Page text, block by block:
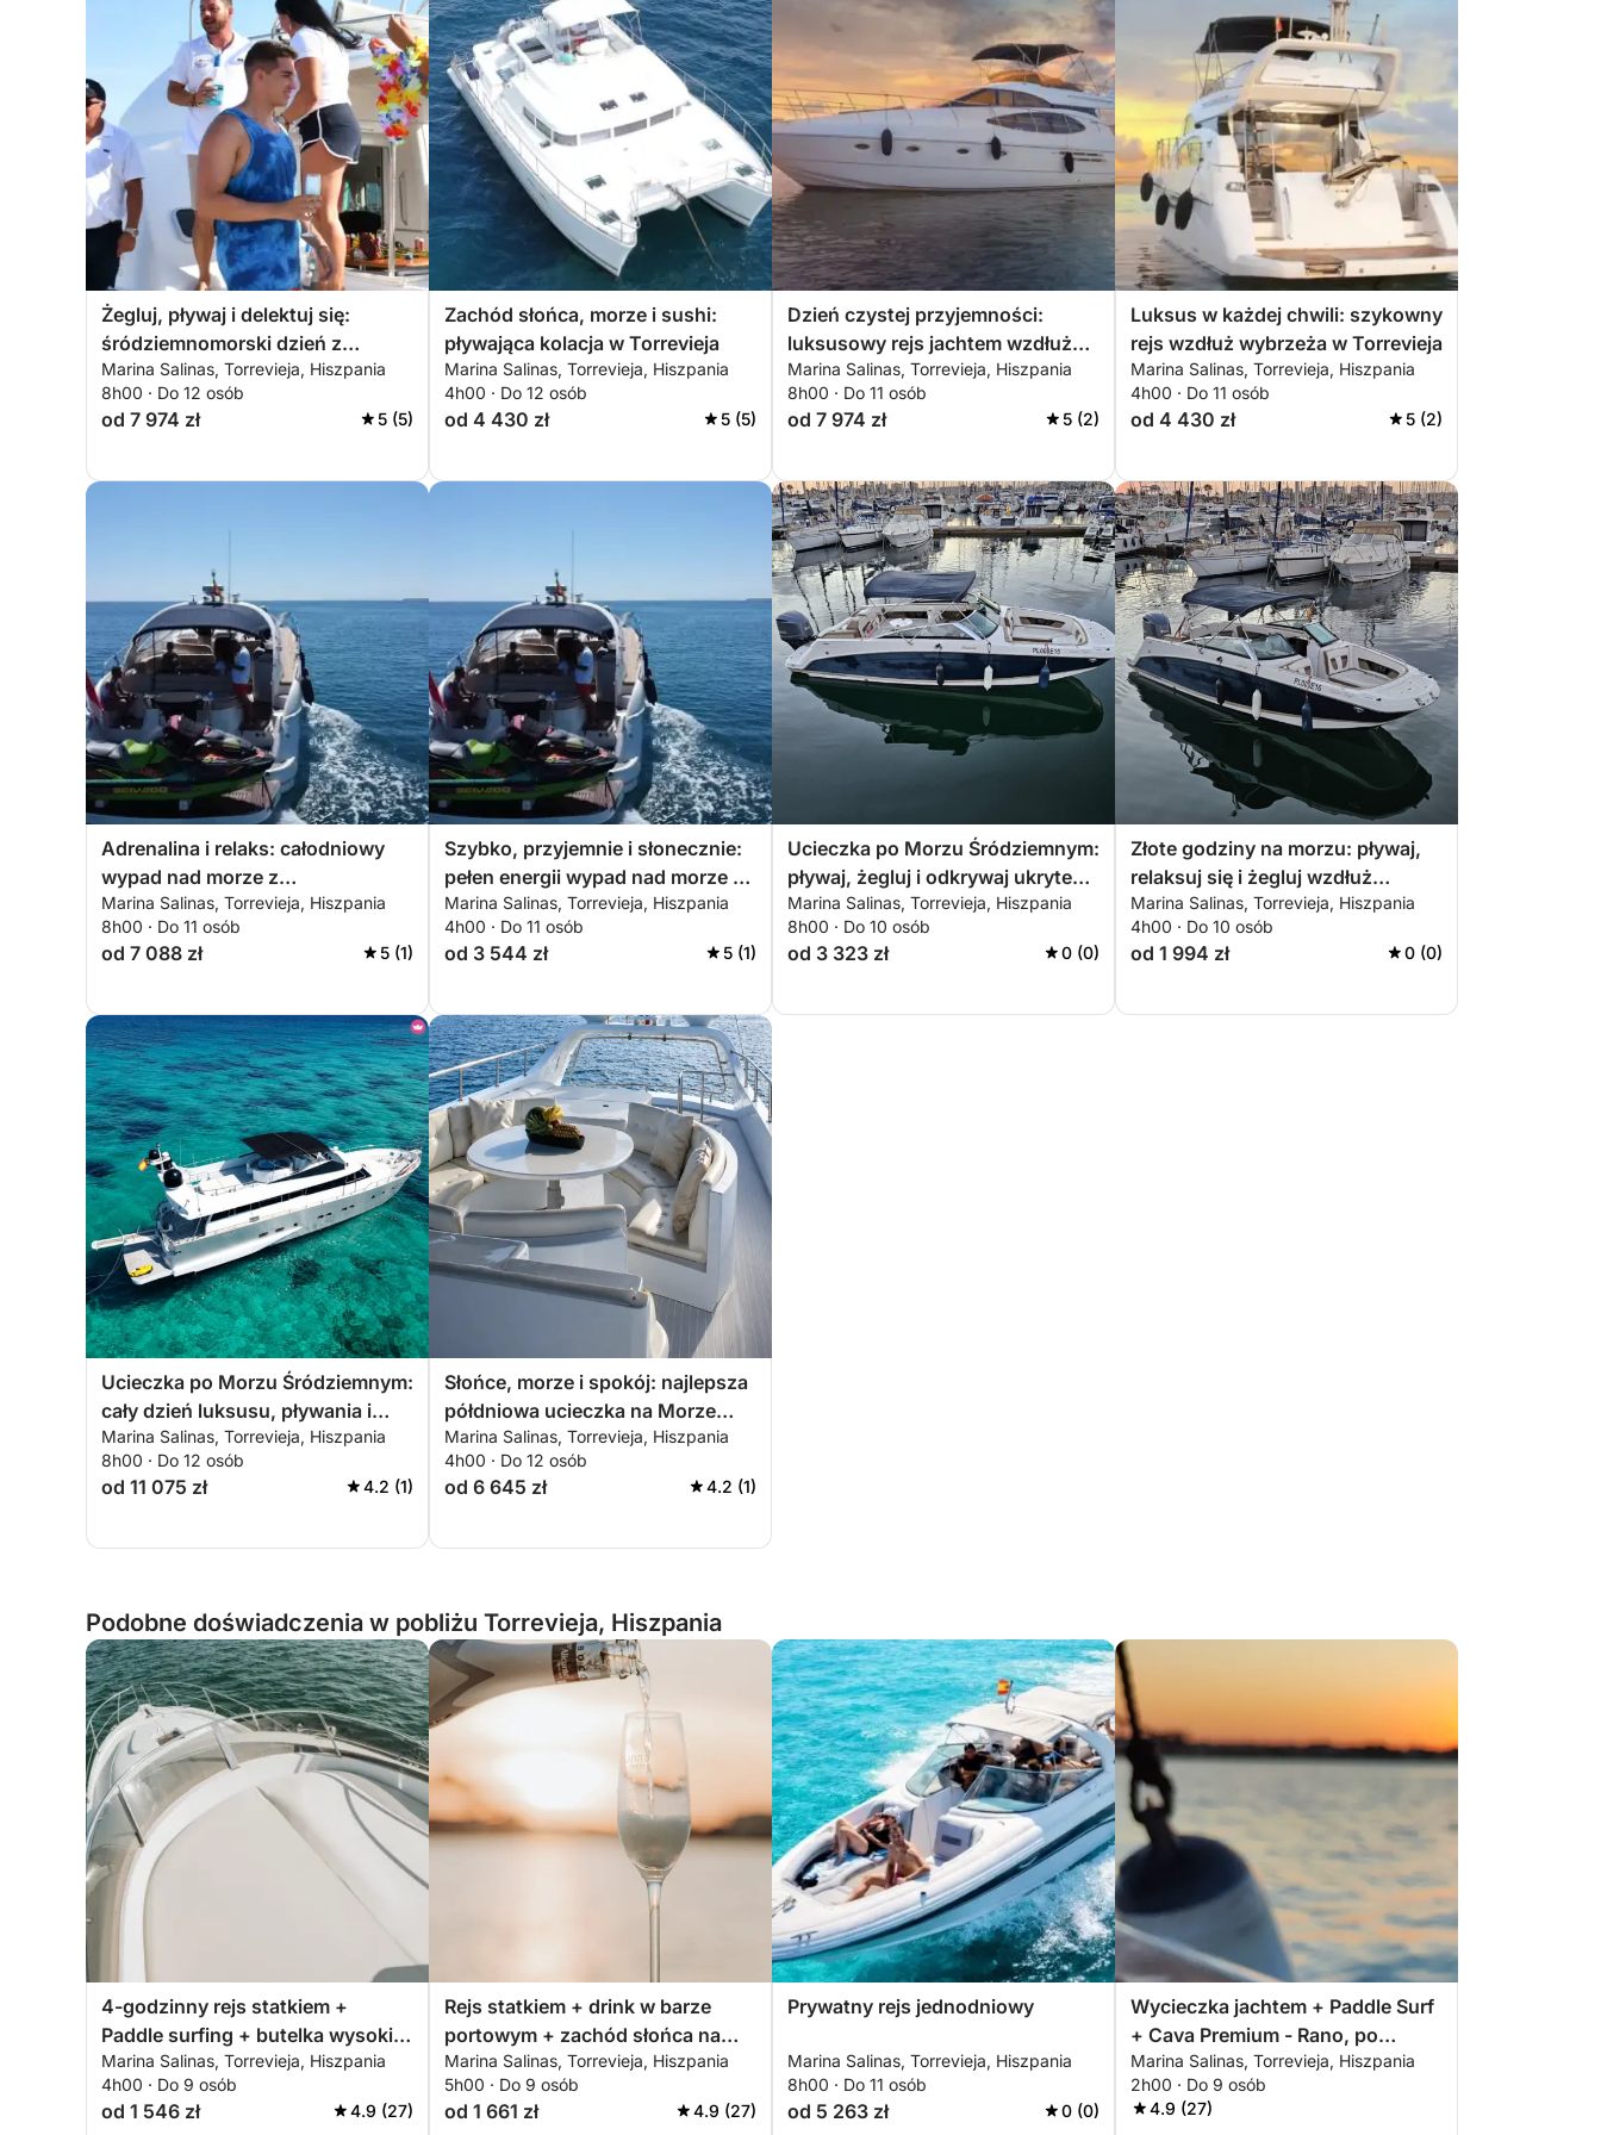
Żegluj, pływaj i delektuj się:
śródziemnomorski dzień z
widokiem na morze i momentami
sushi
Marina Salinas, Torrevieja, Hiszpania
8h00 · Do 12 osób
od 7 974 zł 5 (5)
Zachód słońca, morze i sushi:
pływająca kolacja w Torrevieja
Marina Salinas, Torrevieja, Hiszpania
4h00 · Do 12 osób
od 4 430 zł 5 (5)
Dzień czystej przyjemności:
luksusowy rejs jachtem wzdłuż
wybrzeża Torrevieja
Marina Salinas, Torrevieja, Hiszpania
8h00 · Do 11 osób
od 7 974 zł 5 (2)
Luksus w każdej chwili: szykowny
rejs wzdłuż wybrzeża w Torrevieja
Marina Salinas, Torrevieja, Hiszpania
4h00 · Do 11 osób
od 4 430 zł 5 (2)
Adrenalina i relaks: całodniowy
wypad nad morze z
ekscytującymi spacerami
Marina Salinas, Torrevieja, Hiszpania
8h00 · Do 11 osób
od 7 088 zł 5 (1)
Szybko, przyjemnie i słonecznie:
pełen energii wypad nad morze w
Torrevieja
Marina Salinas, Torrevieja, Hiszpania
4h00 · Do 11 osób
od 3 544 zł 5 (1)
Ucieczka po Morzu Śródziemnym:
pływaj, żegluj i odkrywaj ukryte
zakątki Torrevieja
Marina Salinas, Torrevieja, Hiszpania
8h00 · Do 10 osób
od 3 323 zł 0 (0)
Złote godziny na morzu: pływaj,
relaksuj się i żegluj wzdłuż
wybrzeża Torrevieja
Marina Salinas, Torrevieja, Hiszpania
4h00 · Do 10 osób
od 1 994 zł 0 (0)
Ucieczka po Morzu Śródziemnym:
cały dzień luksusu, pływania i
odkrywania wybrzeża
Marina Salinas, Torrevieja, Hiszpania
8h00 · Do 12 osób
od 11 075 zł 4.2 (1)
Słońce, morze i spokój: najlepsza
półdniowa ucieczka na Morze
Śródziemne
Marina Salinas, Torrevieja, Hiszpania
4h00 · Do 12 osób
od 6 645 zł 4.2 (1)
Podobne doświadczenia w pobliżu Torrevieja, Hiszpania
4-godzinny rejs statkiem +
Paddle surfing + butelka wysokiej
jakości cavy – ALL INCLUSIVE
Marina Salinas, Torrevieja, Hiszpania
4h00 · Do 9 osób
od 1 546 zł 4.9 (27)
Rejs statkiem + drink w barze
portowym + zachód słońca na
salinach w Torrevieja
Marina Salinas, Torrevieja, Hiszpania
5h00 · Do 9 osób
od 1 661 zł 4.9 (27)
Prywatny rejs jednodniowy
Marina Salinas, Torrevieja, Hiszpania
8h00 · Do 11 osób
od 5 263 zł 0 (0)
Wycieczka jachtem + Paddle Surf
+ Cava Premium - Rano, po
południu lub o zachodzie słońca -
2 godziny - ALL INCLUSIVE
Marina Salinas, Torrevieja, Hiszpania
2h00 · Do 9 osób
4.9 (27)